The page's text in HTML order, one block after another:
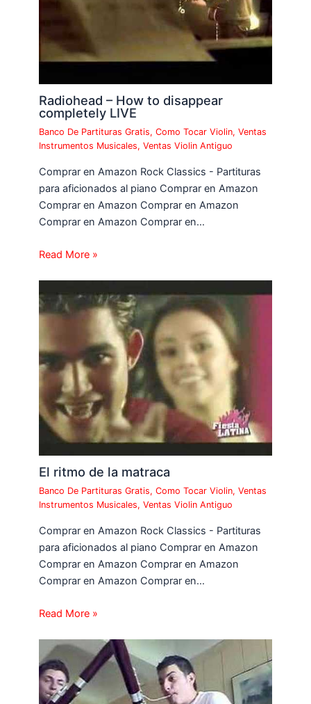
Radiohead – How to disappear
completely LIVE
Banco De Partituras Gratis,Como Tocar Violin,Ventas
Instrumentos Musicales,Ventas Violin Antiguo
Comprar en Amazon Rock Classics - Partituras
para aficionados al piano Comprar en Amazon
Comprar en Amazon Comprar en Amazon
Comprar en Amazon Comprar en…
Read More »
El ritmo de la matraca
Banco De Partituras Gratis,Como Tocar Violin,Ventas
Instrumentos Musicales,Ventas Violin Antiguo
Comprar en Amazon Rock Classics - Partituras
para aficionados al piano Comprar en Amazon
Comprar en Amazon Comprar en Amazon
Comprar en Amazon Comprar en…
Read More »